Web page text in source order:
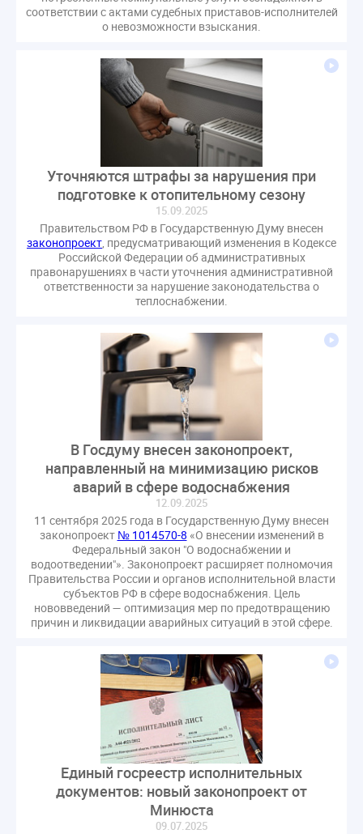
оспаривание ОСС
перелицензирование
плановые проверки
пожарная безопасность
прекращение договора
пристройка
провайдер
проект постановления
рабочая группа
реестр УК связь
совет МКД
страхование МКД
строительство
судебная практика
техническая документация
техпаспорт
умный дом
экспертный совет
энергосервис
соответствии с актами судебных приставов-исполнителей
о невозможности взыскания.
Уточняются штрафы за нарушения при
подготовке к отопительному сезону
15.09.2025
Правительством РФ в Государственную Думу внесен
законопроект , предусматривающий изменения в Кодексе
Российской Федерации об административных
правонарушениях в части уточнения административной
ответственности за нарушение законодательства о
теплоснабжении.
В Госдуму внесен законопроект,
направленный на минимизацию рисков
аварий в сфере водоснабжения
12.09.2025
11 сентября 2025 года в Государственную Думу внесен
законопроект № 1014570-8 «О внесении изменений в
Федеральный закон "О водоснабжении и
водоотведении"». Законопроект расширяет полномочия
Правительства России и органов исполнительной власти
субъектов РФ в сфере водоснабжения. Цель
нововведений — оптимизация мер по предотвращению
причин и ликвидации аварийных ситуаций в этой сфере.
Единый госреестр исполнительных
документов: новый законопроект от
Минюста
09.07.2025